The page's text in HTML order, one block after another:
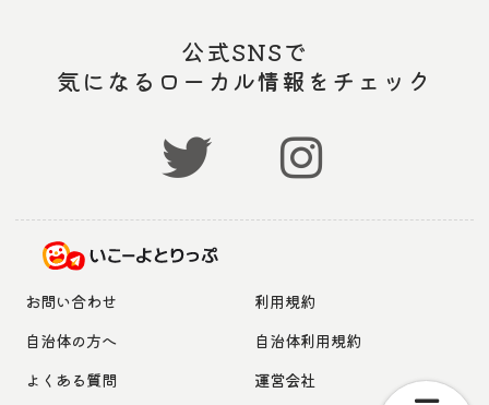
公式SNSで
気になるローカル情報をチェック
お問い合わせ
利用規約
自治体の方へ
自治体利用規約
よくある質問
運営会社